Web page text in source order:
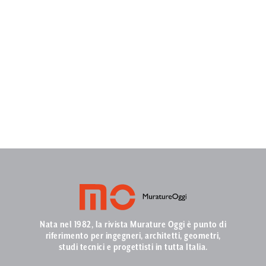
Nata nel 1982, la rivista Murature Oggi è punto di
riferimento per ingegneri, architetti, geometri,
studi tecnici e progettisti in tutta Italia.